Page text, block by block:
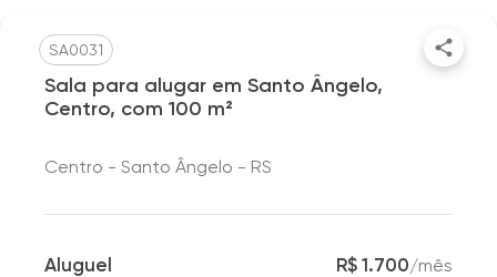
SA0031
Sala para alugar em Santo Ângelo,
Centro, com 100 m²
Centro - Santo Ângelo - RS
Aluguel R$ 1.700/mês